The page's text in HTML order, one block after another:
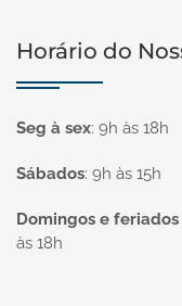
Horário do
Seg à sex: 9h às 18h
Sábados: 9h às 15h
Domingos e
às 18h